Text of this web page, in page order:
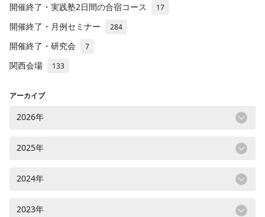
開催終了・実践塾2日間の合宿コース 17
開催終了・月例セミナー 284
開催終了・研究会 7
関西会場 133
アーカイブ
2026年
2025年
2024年
2023年